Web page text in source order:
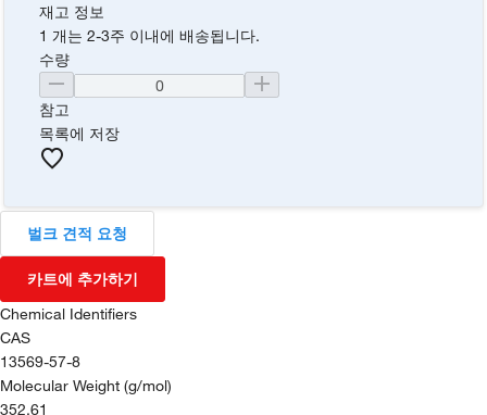
재고 정보
1 개는 2-3주 이내에 배송됩니다.
수량
참고
목록에 저장
벌크 견적 요청
카트에 추가하기
Chemical Identifiers
CAS
13569-57-8
Molecular Weight (g/mol)
352.61